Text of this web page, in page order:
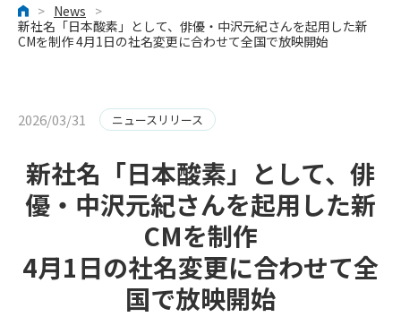
ホーム
> News >
新社名「日本酸素」として、俳優・中沢元紀さんを起用した新
CMを制作 4月1日の社名変更に合わせて全国で放映開始
2026/03/31 ニュースリリース
新社名「日本酸素」として、俳
優・中沢元紀さんを起用した新
CMを制作
4月1日の社名変更に合わせて全
国で放映開始